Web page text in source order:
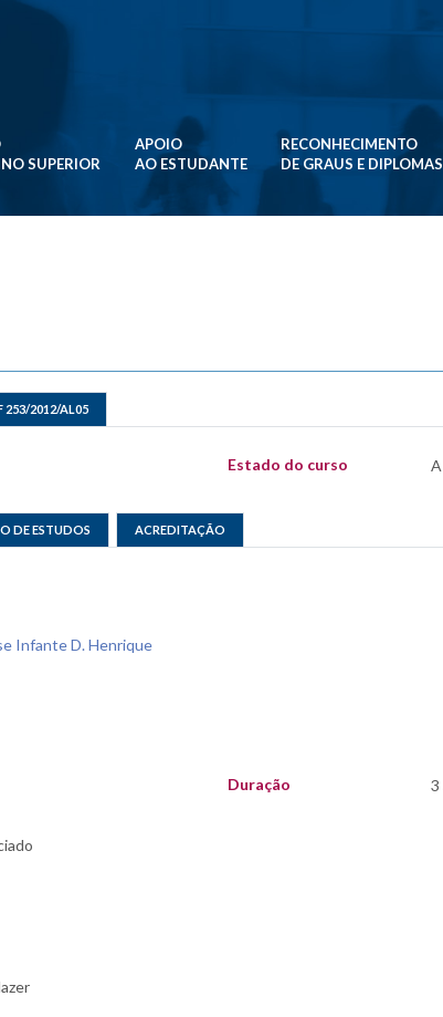
SUPERIOR
APOIO
AO ESTUDANTE
RECONHECIMENTO
DE GRAUS E DIPLOMAS
253/2012/AL05
Estado do curso
DE ESTUDOS ACREDITAÇÃO
Infante D. Henrique
Duração